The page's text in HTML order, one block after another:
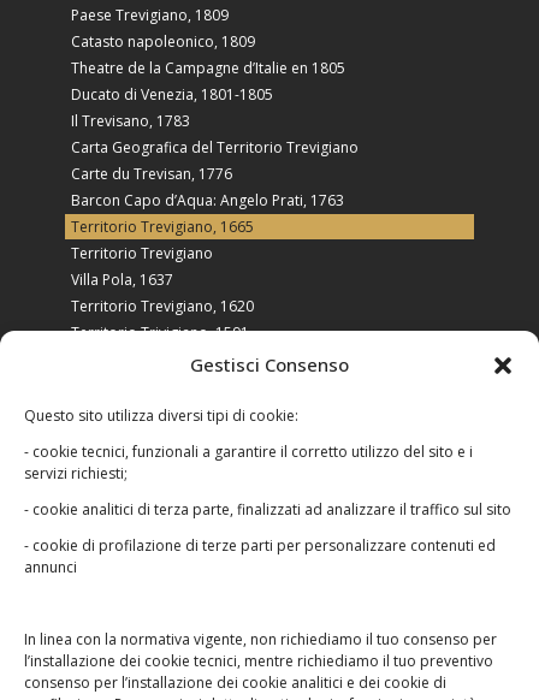
Gestisci Consenso
Questo sito utilizza diversi tipi di cookie:
- cookie tecnici, funzionali a garantire il corretto utilizzo del sito e i
servizi richiesti;
- cookie analitici di terza parte, finalizzati ad analizzare il traffico sul sito
- cookie di profilazione di terze parti per personalizzare contenuti ed
annunci
In linea con la normativa vigente, non richiediamo il tuo consenso per
l’installazione dei cookie tecnici, mentre richiediamo il tuo preventivo
consenso per l’installazione dei cookie analitici e dei cookie di
Paese Trevigiano, 1809
Catasto napoleonico, 1809
Theatre de la Campagne d’Italie en 1805
Ducato di Venezia, 1801-1805
Il Trevisano, 1783
Carta Geografica del Territorio Trevigiano
Carte du Trevisan, 1776
Barcon Capo d’Aqua: Angelo Prati, 1763
Territorio Trevigiano, 1665
Territorio Trevigiano
Villa Pola, 1637
Territorio Trevigiano, 1620
Territorio Trivigiano, 1591
Tarvisini agri typus, 1580
Le foto raccolte in questo sito appartengono ai
Qualora riscontrassi un qualche abuso o
qualche errore,contattaci.